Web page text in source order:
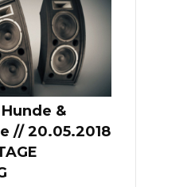
&
// 20.05.2018